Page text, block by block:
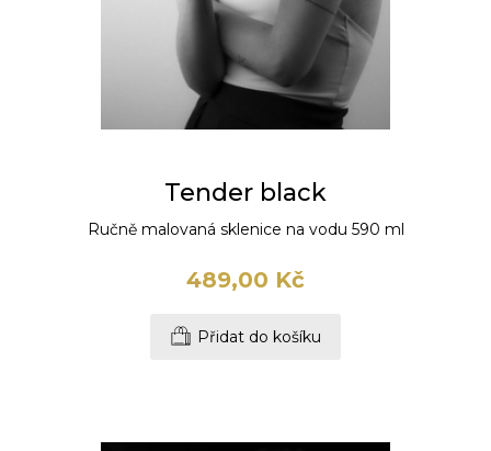
Tender black
Ručně malovaná sklenice na vodu 590 ml
489,00 Kč
Přidat do košíku